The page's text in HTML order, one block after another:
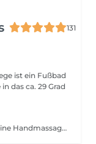
131
ist ein Fußbad
das ca. 29 Grad
Desinfektion, Handpeeling, Paraffinbad, kleine Handmassage, mit pflegender Creme